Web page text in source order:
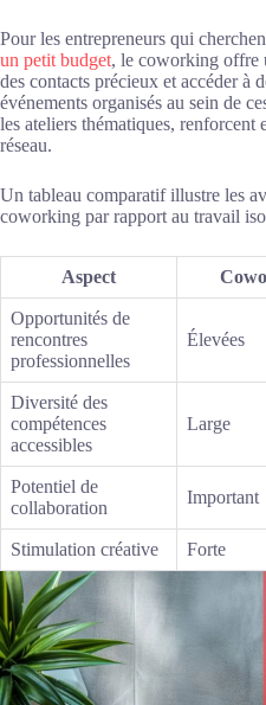
Pour les entrepreneurs qui
un petit budget, le coworking offre
des contacts précieux et accéder à
événements organisés au sein de
les ateliers thématiques, renforcent
réseau.
Un tableau comparatif illustre les
coworking par rapport au travail
Aspect
Opportunités de
rencontres
professionnelles
Élevées
Diversité des
compétences
accessibles
Large
Potentiel de
collaboration
Important
Stimulation créative Forte